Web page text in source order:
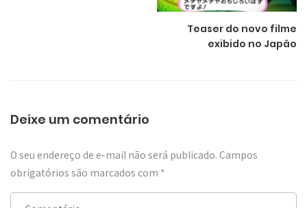
Teaser do novo filme
exibido no Japão
Deixe um comentário
O seu endereço de e-mail não será publicado. Campos
obrigatórios são marcados com *